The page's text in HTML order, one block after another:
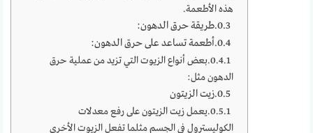
هذه الأطعمة.
طريقة حرق الدهون:
‏أطعمة تساعد على حرق الدهون:
بعض أنواع الزيوت التي تزيد من عملية حرق
الدهون مثل:
زيت الزيتون
‏يعمل زيت الزيتون على رفع معدلات
الكوليسترول في الجسم مثلما تفعل الزيوت الأخرى